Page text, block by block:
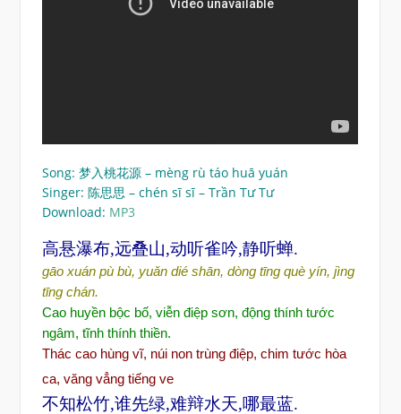
Song: 梦入桃花源 – mèng rù táo huā yuán
Singer: 陈思思 – chén sī sī – Trần Tư Tư
Download: MP3
高悬瀑布,远叠山,动听雀吟,静听蝉.
gāo xuán pù bù, yuǎn dié shān, dòng tīng què yín, jìng
tīng chán.
Cao huyền bộc bố, viễn điệp sơn, động thính tước
ngâm, tĩnh thính thiền.
Thác cao hùng vĩ, núi non trùng điệp, chim tước hòa
ca, văng vẳng tiếng ve
不知松竹,谁先绿,难辩水天,哪最蓝.